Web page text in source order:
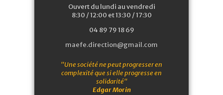
Ouvert du lundi au vendredi
8:30 / 12:00 et 13:30 / 17:30
04 89 79 18 69
maefe.direction@gmail.com
"Une société ne peut progresser en
complexité que si elle progresse en
solidarité"
Edgar Morin